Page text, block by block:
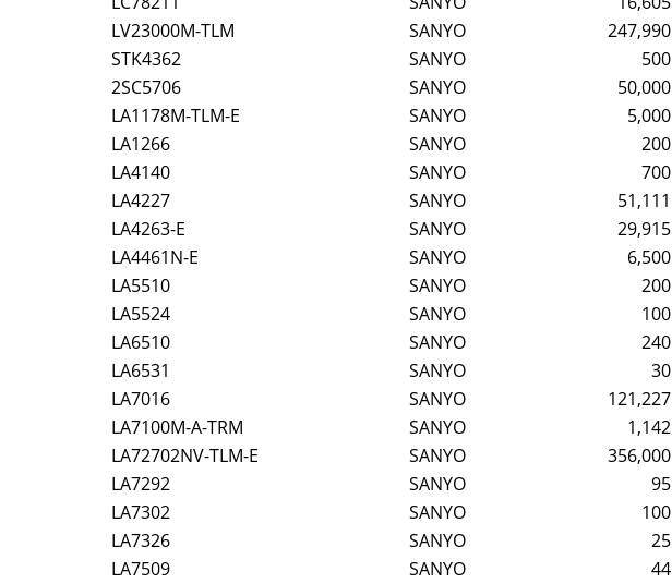
LV23000M-TLM
SANYO
247,990
STK4362
SANYO
500
2SC5706
SANYO
50,000
LA1178M-TLM-E
SANYO
5,000
LA1266
SANYO
200
LA4140
SANYO
700
LA4227
SANYO
51,111
LA4263-E
SANYO
29,915
LA4461N-E
SANYO
6,500
LA5510
SANYO
200
LA5524
SANYO
100
LA6510
SANYO
240
LA6531
SANYO
30
LA7016
SANYO
121,227
LA7100M-A-TRM
SANYO
1,142
LA72702NV-TLM-E
SANYO
356,000
LA7292
SANYO
95
LA7302
SANYO
100
LA7326
SANYO
25
LA7509
SANYO
44